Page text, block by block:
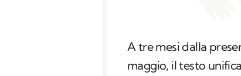
A tre mesi dalla
maggio, il testo